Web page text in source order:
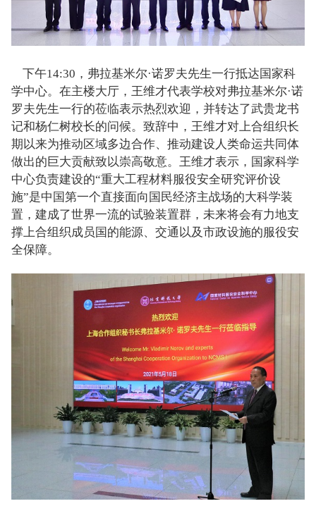
下午14:30，弗拉基米尔·诺罗夫先生一行抵达国家科
学中心。在主楼大厅，王维才代表学校对弗拉基米尔·诺
罗夫先生一行的莅临表示热烈欢迎，并转达了武贵龙书
记和杨仁树校长的问候。致辞中，王维才对上合组织长
期以来为推动区域多边合作、推动建设人类命运共同体
做出的巨大贡献致以崇高敬意。王维才表示，国家科学
中心负责建设的“重大工程材料服役安全研究评价设
施”是中国第一个直接面向国民经济主战场的大科学装
置，建成了世界一流的试验装置群，未来将会有力地支
撑上合组织成员国的能源、交通以及市政设施的服役安
全保障。